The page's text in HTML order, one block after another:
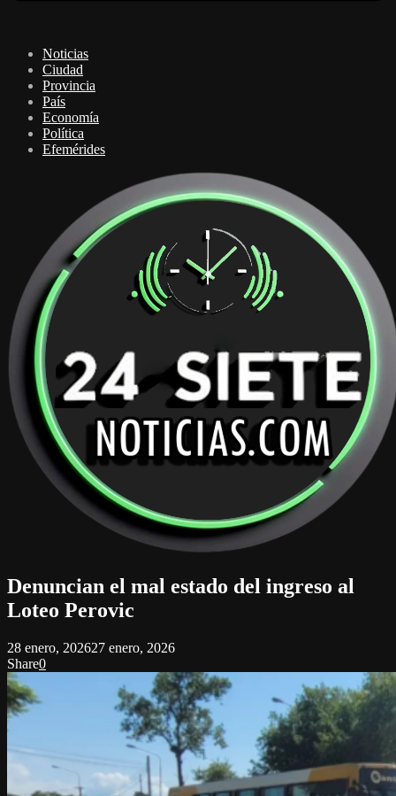
Noticias
Ciudad
Provincia
País
Economía
Política
Efemérides
Denuncian el mal estado del ingreso al
Loteo Perovic
28 enero, 202627 enero, 2026
Share0